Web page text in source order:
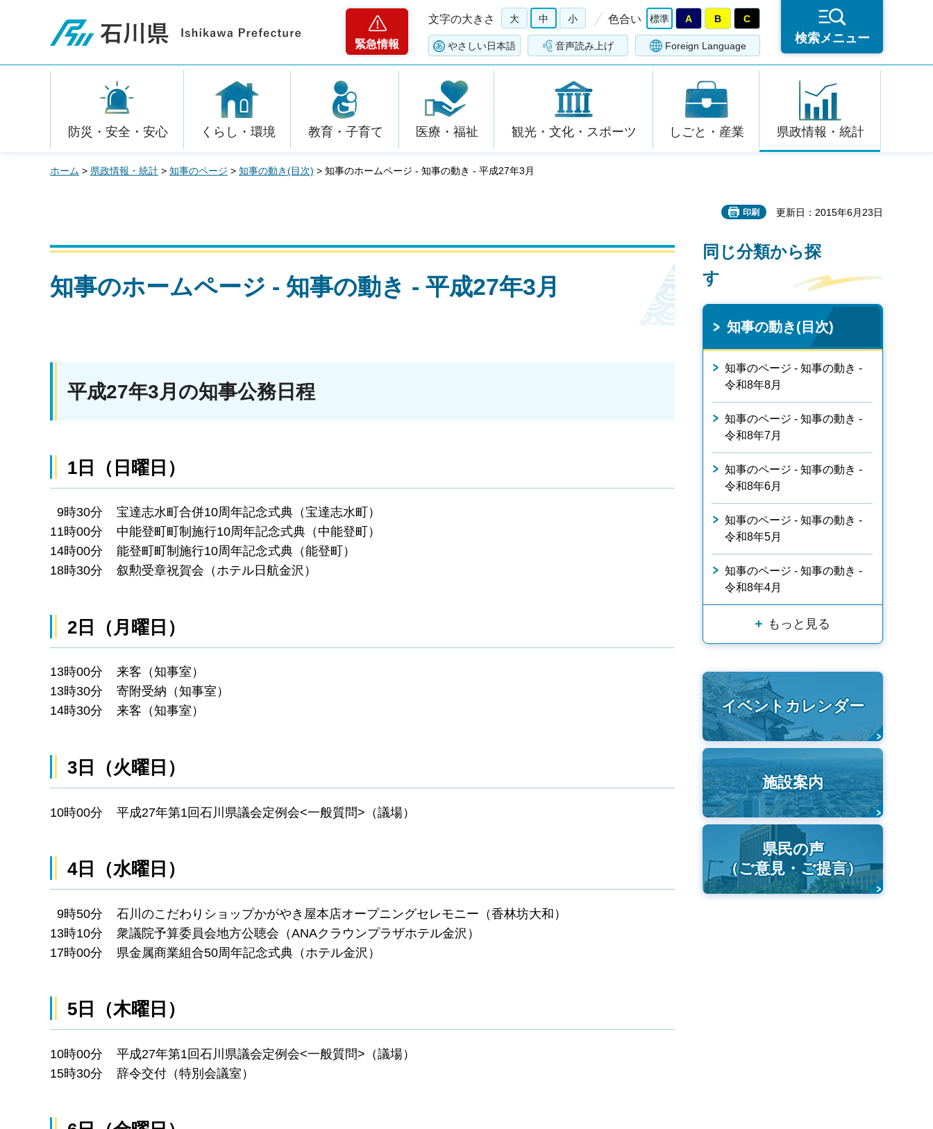
石川県
緊急情報
文字の大きさ 大 中 小 色合い 標準 A B C
やさしい日本語 音声読み上げ Foreign Language
検索メニュー
防災・安全・安心 くらし・環境 教育・子育て 医療・福祉 観光・文化・スポーツ しごと・産業 県政情報・統計
ホーム > 県政情報・統計 > 知事のページ > 知事の動き(目次) > 知事のホームページ - 知事の動き - 平成27年3月
印刷 更新日：2015年6月23日
知事のホームページ - 知事の動き - 平成27年3月
平成27年3月の知事公務日程
1日（日曜日）
9時30分 宝達志水町合併10周年記念式典（宝達志水町）
11時00分 中能登町町制施行10周年記念式典（中能登町）
14時00分 能登町町制施行10周年記念式典（能登町）
18時30分 叙勲受章祝賀会（ホテル日航金沢）
2日（月曜日）
13時00分 来客（知事室）
13時30分 寄附受納（知事室）
14時30分 来客（知事室）
3日（火曜日）
10時00分 平成27年第1回石川県議会定例会<一般質問>（議場）
4日（水曜日）
9時50分 石川のこだわりショップかがやき屋本店オープニングセレモニー（香林坊大和）
13時10分 衆議院予算委員会地方公聴会（ANAクラウンプラザホテル金沢）
17時00分 県金属商業組合50周年記念式典（ホテル金沢）
5日（木曜日）
10時00分 平成27年第1回石川県議会定例会<一般質問>（議場）
15時30分 辞令交付（特別会議室）
同じ分類から探
す
知事の動き(目次)
知事のページ - 知事の動き -
令和8年8月
知事のページ - 知事の動き -
令和8年7月
知事のページ - 知事の動き -
令和8年6月
知事のページ - 知事の動き -
令和8年5月
知事のページ - 知事の動き -
令和8年4月
もっと見る
イベントカレンダー
施設案内
県民の声
（ご意見・ご提言）